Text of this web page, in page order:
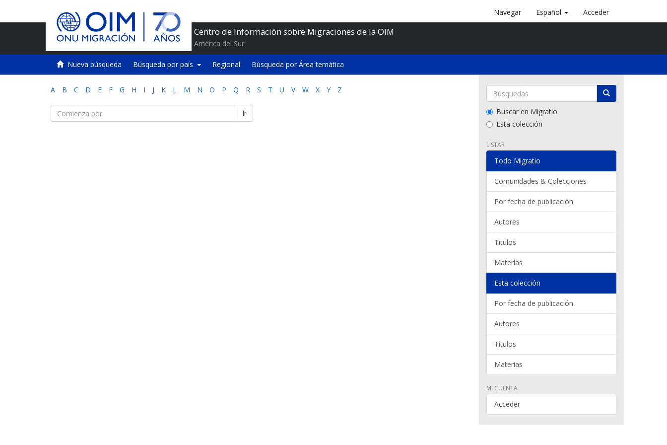
Centro de Información sobre Migraciones de la OIM
América del Sur
Navegar Español Acceder
Nueva búsqueda Búsqueda por país Regional Búsqueda por Área temática
A B C D E F G H I J K L M N O P Q R S T U V W X Y Z
Ir
Buscar en Migratio
Esta colección
LISTAR
Todo Migratio
Comunidades & Colecciones
Por fecha de publicación
Autores
Títulos
Materias
Esta colección
Por fecha de publicación
Autores
Títulos
Materias
MI CUENTA
Acceder